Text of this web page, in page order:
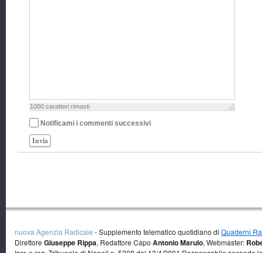
1000 caratteri rimasti
Notificami i commenti successivi
Invia
nuova Agenzia Radicale - Supplemento telematico quotidiano di Quaderni
Direttore Giuseppe Rippa, Redattore Capo Antonio Marulo, Webmaster: